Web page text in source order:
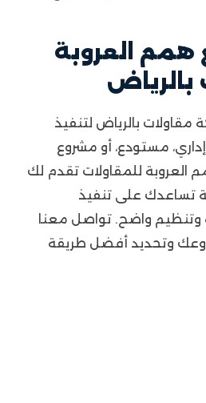
العروبة
بالرياض
مقاولات بالرياض لتنفيذ
مستودع، أو مشروع
العروبة للمقاولات تقدم لك
تساعدك على تنفيذ
وتنظيم واضح. تواصل معنا
وتحديد أفضل طريقة